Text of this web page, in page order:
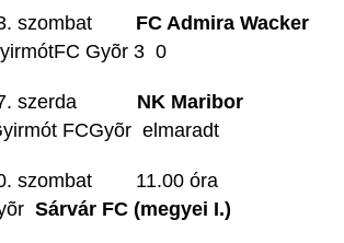
szombat FC Admira Wacker
Gyõr 3  0
17. szerda NK Maribor
FCGyõr elmaradt
20. szombat 11.00 óra
 Sárvár FC (megyei I.)